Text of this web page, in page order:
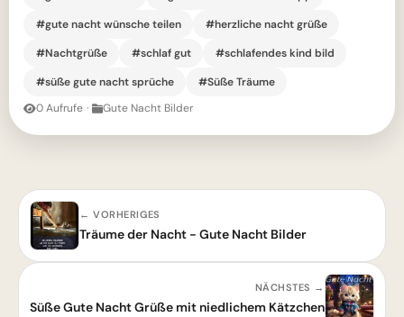
#gute nacht wünsche teilen
#herzliche nacht grüße
#Nachtgrüße
#schlaf gut
#schlafendes kind bild
#süße gute nacht sprüche
#Süße Träume
0 Aufrufe · Gute Nacht Bilder
← VORHERIGES
Träume der Nacht - Gute Nacht Bilder
NÄCHSTES →
Süße Gute Nacht Grüße mit niedlichem Kätzchen